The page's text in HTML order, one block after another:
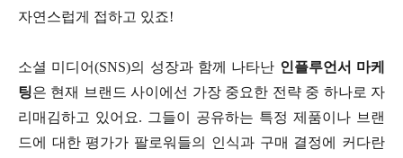
자연스럽게 접하고 있죠!
소셜 미디어(SNS)의 성장과 함께 나타난 인플루언서 마케
팅은 현재 브랜드 사이에선 가장 중요한 전략 중 하나로 자
리매김하고 있어요. 그들이 공유하는 특정 제품이나 브랜
드에 대한 평가가 팔로워들의 인식과 구매 결정에 커다란